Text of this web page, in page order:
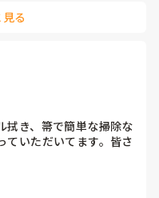
のアプリだとやりやすい
ていたか）、ぶつけた箇
が、実際、厚労省の調査
ットの整理や様式を独自
ット位簡素化はできるで
る
拭き、箒で簡単な掃除な
ていただいてます。皆さ
ますか？たまに時間を持
いやスタッフと一緒に